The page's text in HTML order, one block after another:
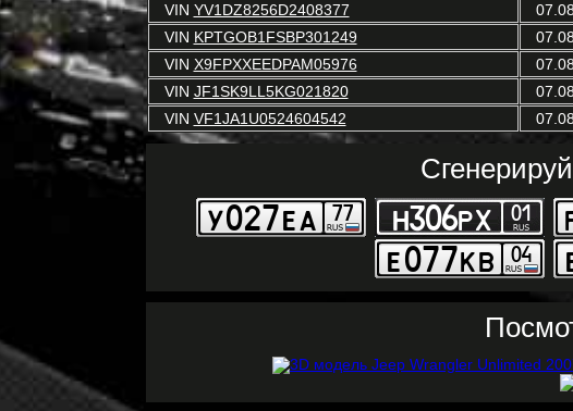
VIN YV1DZ8256D2408377
VIN KPTGOB1FSBP301249
VIN X9FPXXEEDPAM05976
VIN JF1SK9LL5KG021820
VIN VF1JA1U0524604542